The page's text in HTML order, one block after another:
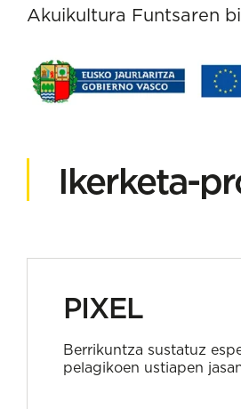
Akuikultura Funtsaren
Ikerketa-
PIXEL
Berrikuntza sustatuz
pelagikoen ustiapen